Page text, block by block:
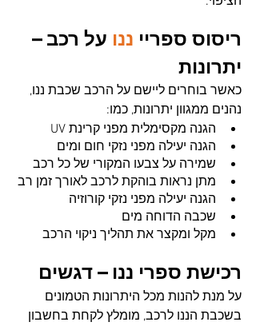
ריסוס ספריי ננו על רכב –
יתרונות
כאשר בוחרים ליישם על הרכב שכבת ננו,
נהנים ממגוון יתרונות, כמו:
הגנה מקסימלית מפני קרינת UV
הגנה יעילה מפני נזקי חום ומים
שמירה על צבעו המקורי של כל רכב
מתן נראות בוהקת לרכב לאורך זמן רב
הגנה יעילה מפני נזקי קורוזיה
שכבה הדוחה מים
מקל ומקצר את תהליך ניקוי הרכב
רכישת ספרי ננו – דגשים
על מנת להנות מכל היתרונות הטמונים
בשכבת הננו לרכב, מומלץ לקחת בחשבון